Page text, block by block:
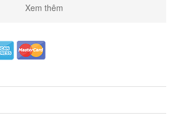
Xem thêm